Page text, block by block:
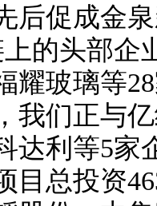
后促成金
的头部企
耀玻璃等
我们正与
达利等5家
目总投资